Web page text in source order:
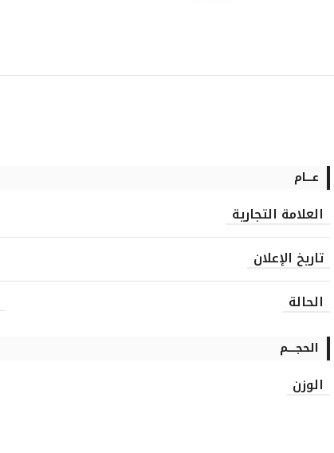
عــــام
العلامة التجارية
تاريخ الإعلان
الحالة
الحجـــــم
الوزن